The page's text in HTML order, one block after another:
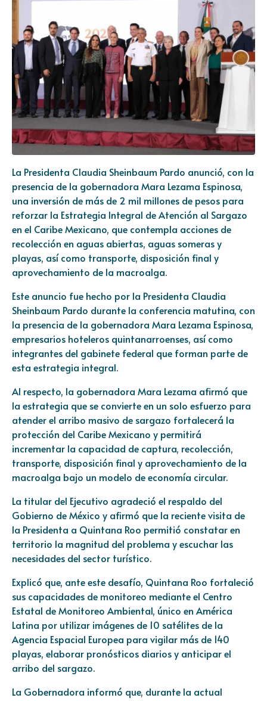
La Presidenta Claudia Sheinbaum Pardo anunció, con la
presencia de la gobernadora Mara Lezama Espinosa,
una inversión de más de 2 mil millones de pesos para
reforzar la Estrategia Integral de Atención al Sargazo
en el Caribe Mexicano, que contempla acciones de
recolección en aguas abiertas, aguas someras y
playas, así como transporte, disposición final y
aprovechamiento de la macroalga.
Este anuncio fue hecho por la Presidenta Claudia
Sheinbaum Pardo durante la conferencia matutina, con
la presencia de la gobernadora Mara Lezama Espinosa,
empresarios hoteleros quintanarroenses, así como
integrantes del gabinete federal que forman parte de
esta estrategia integral.
Al respecto, la gobernadora Mara Lezama afirmó que
la estrategia que se convierte en un solo esfuerzo para
atender el arribo masivo de sargazo fortalecerá la
protección del Caribe Mexicano y permitirá
incrementar la capacidad de captura, recolección,
transporte, disposición final y aprovechamiento de la
macroalga bajo un modelo de economía circular.
La titular del Ejecutivo agradeció el respaldo del
Gobierno de México y afirmó que la reciente visita de
la Presidenta a Quintana Roo permitió constatar en
territorio la magnitud del problema y escuchar las
necesidades del sector turístico.
Explicó que, ante este desafío, Quintana Roo fortaleció
sus capacidades de monitoreo mediante el Centro
Estatal de Monitoreo Ambiental, único en América
Latina por utilizar imágenes de 10 satélites de la
Agencia Espacial Europea para vigilar más de 140
playas, elaborar pronósticos diarios y anticipar el
arribo del sargazo.
La Gobernadora informó que, durante la actual